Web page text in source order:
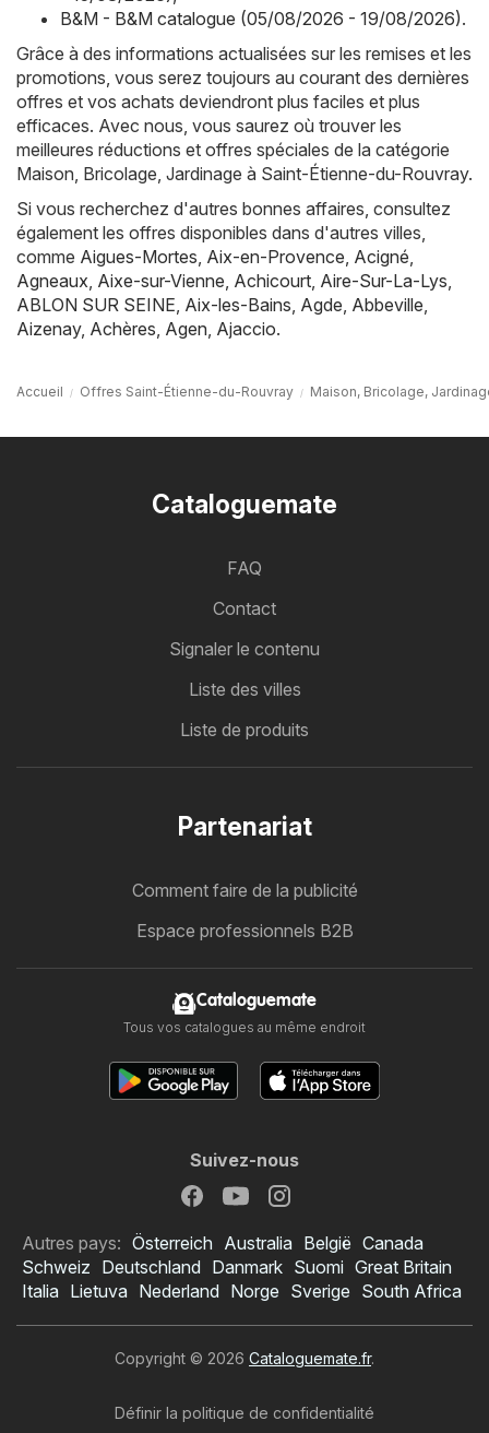
B&M - B&M catalogue (05/08/2026 - 19/08/2026).
Grâce à des informations actualisées sur les remises et les
promotions, vous serez toujours au courant des dernières
offres et vos achats deviendront plus faciles et plus
efficaces. Avec nous, vous saurez où trouver les
meilleures réductions et offres spéciales de la catégorie
Maison, Bricolage, Jardinage à Saint-Étienne-du-Rouvray.
Si vous recherchez d'autres bonnes affaires, consultez
également les offres disponibles dans d'autres villes,
comme Aigues-Mortes, Aix-en-Provence, Acigné,
Agneaux, Aixe-sur-Vienne, Achicourt, Aire-Sur-La-Lys,
ABLON SUR SEINE, Aix-les-Bains, Agde, Abbeville,
Aizenay, Achères, Agen, Ajaccio.
Accueil Offres Saint-Étienne-du-Rouvray Maison, Bricolage,
Cataloguemate
FAQ
Contact
Signaler le contenu
Liste des villes
Liste de produits
Partenariat
Comment faire de la publicité
Espace professionnels B2B
Cataloguemate
Tous vos catalogues au même endroit
Suivez-nous
Autres pays: Österreich Australia België Canada
Schweiz Deutschland Danmark Suomi Great Britain
Italia Lietuva Nederland Norge Sverige South Africa
Copyright © 2026 Cataloguemate.fr.
Définir la politique de confidentialité